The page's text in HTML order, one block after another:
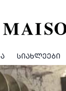
ᲡᲘᲐᲮᲚᲔᲔᲑᲘ